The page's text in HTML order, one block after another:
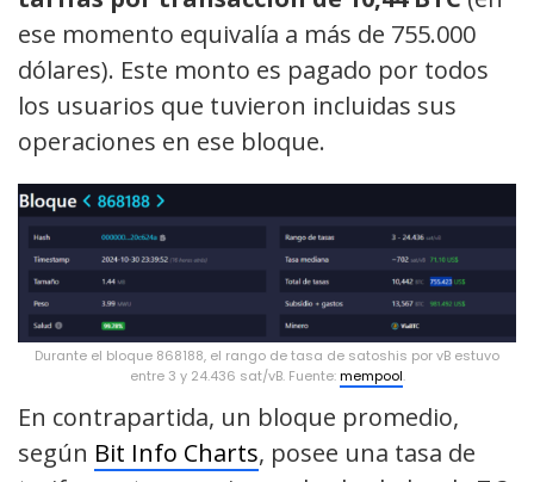
ese momento equivalía a más de 755.000
dólares). Este monto es pagado por todos
los usuarios que tuvieron incluidas sus
operaciones en ese bloque.
Durante el bloque 868188, el rango de tasa de satoshis por vB estuvo
entre 3 y 24.436 sat/vB. Fuente:mempool.
En contrapartida, un bloque promedio,
según Bit Info Charts, posee una tasa de